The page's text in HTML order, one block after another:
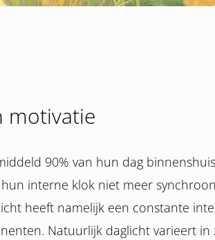
motivatie
90% van hun dag
interne klok niet meer
heeft namelijk een constante
Natuurlijk daglicht varieert in